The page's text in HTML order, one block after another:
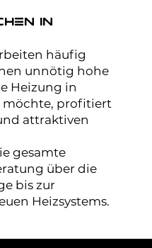
in
häufig
unnötig hohe
Heizung in
möchte, profitiert
attraktiven
gesamte
über die
bis zur
Heizsystems.